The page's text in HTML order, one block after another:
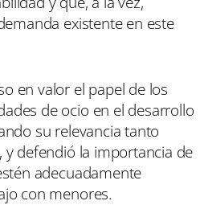
existente en este
en valor el papel de los
de ocio en el desarrollo
su relevancia tanto
y defendió la importancia de
adecuadamente
con menores.